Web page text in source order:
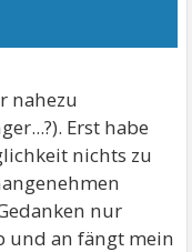
nahezu
Erst habe
nichts zu
nur
und an fängt mein